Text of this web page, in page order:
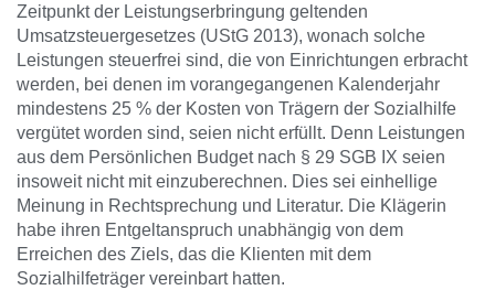
Zeitpunkt der Leistungserbringung geltenden
Umsatzsteuergesetzes (UStG 2013), wonach solche
Leistungen steuerfrei sind, die von Einrichtungen erbracht
werden, bei denen im vorangegangenen Kalenderjahr
mindestens 25 % der Kosten von Trägern der Sozialhilfe
vergütet worden sind, seien nicht erfüllt. Denn Leistungen
aus dem Persönlichen Budget nach § 29 SGB IX seien
insoweit nicht mit einzuberechnen. Dies sei einhellige
Meinung in Rechtsprechung und Literatur. Die Klägerin
habe ihren Entgeltanspruch unabhängig von dem
Erreichen des Ziels, das die Klienten mit dem
Sozialhilfeträger vereinbart hatten.